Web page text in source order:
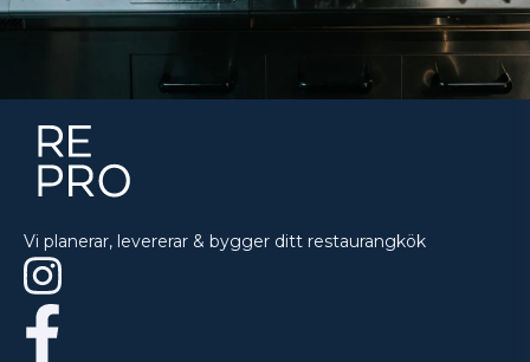
Vi planerar, levererar & bygger ditt restaurangkök